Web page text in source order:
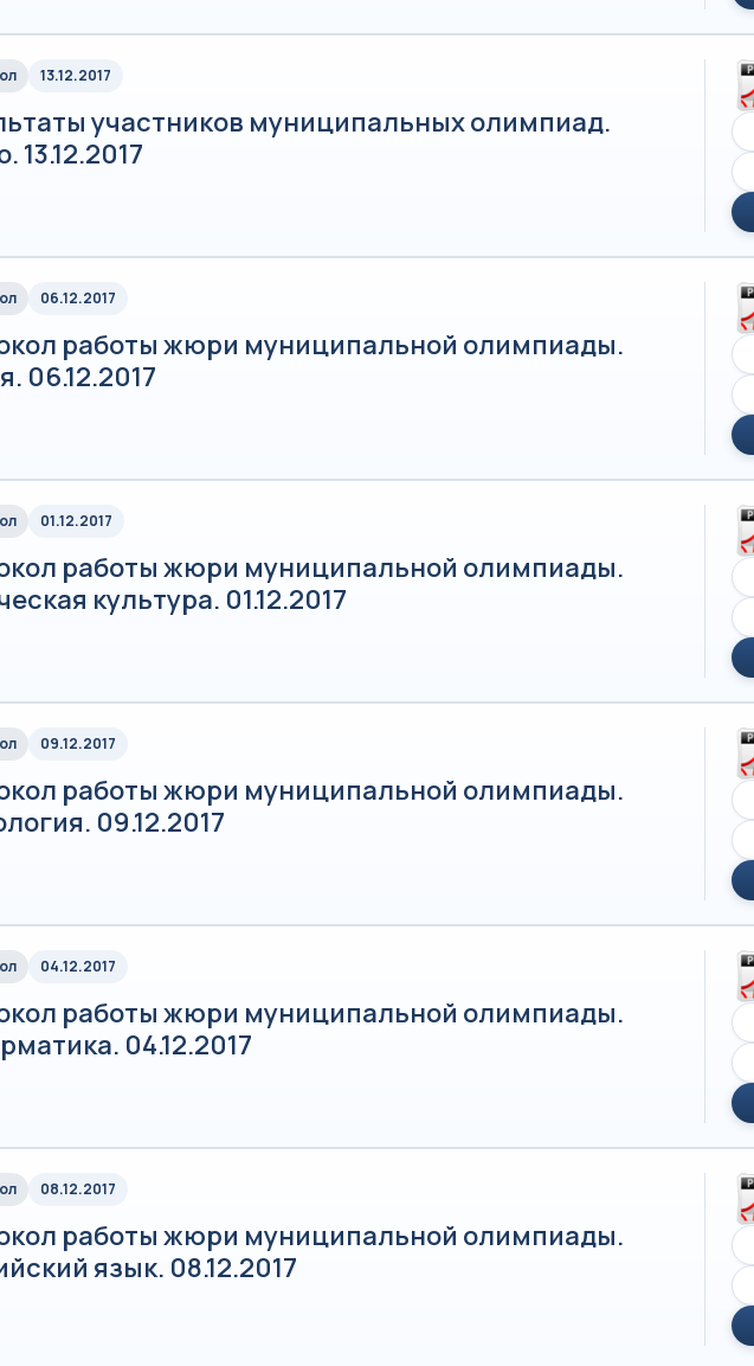
13.12.2017
участников муниципальных олимпиад.
13.12.2017
06.12.2017
работы жюри муниципальной олимпиады.
06.12.2017
01.12.2017
работы жюри муниципальной олимпиады.
культура. 01.12.2017
09.12.2017
работы жюри муниципальной олимпиады.
09.12.2017
04.12.2017
работы жюри муниципальной олимпиады.
04.12.2017
08.12.2017
работы жюри муниципальной олимпиады.
язык. 08.12.2017